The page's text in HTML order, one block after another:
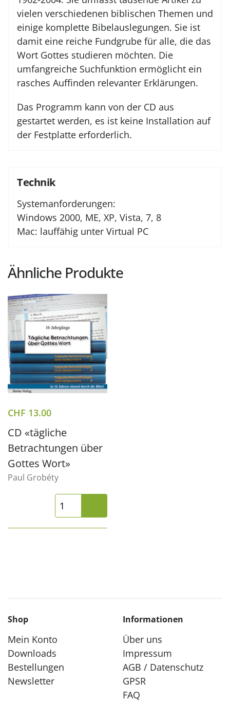
vielen verschiedenen biblischen Themen und
einige komplette Bibelauslegungen. Sie ist
damit eine reiche Fundgrube für alle, die das
Wort Gottes studieren möchten. Die
umfangreiche Suchfunktion ermöglicht ein
rasches Auffinden relevanter Erklärungen.
Das Programm kann von der CD aus
gestartet werden, es ist keine Installation auf
der Festplatte erforderlich.
Technik
Systemanforderungen:
Windows 2000, ME, XP, Vista, 7, 8
Mac: lauffähig unter Virtual PC
Ähnliche Produkte
CHF 13.00
CD «tägliche
Betrachtungen über
Gottes Wort»
Paul Grobéty
Shop
Mein Konto
Downloads
Bestellungen
Newsletter
Informationen
Über uns
Impressum
AGB / Datenschutz
GPSR
FAQ